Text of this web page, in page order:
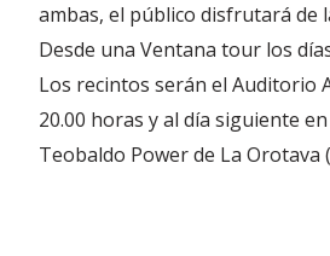
ambas, el público disfrutará de
Desde una Ventana tour los
Los recintos serán el Auditorio
20.00 horas y al día siguiente
Teobaldo Power de La Orotava